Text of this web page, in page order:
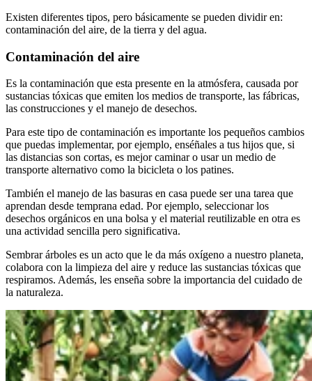
Existen diferentes tipos, pero básicamente se pueden dividir en:
contaminación del aire, de la tierra y del agua.
Contaminación del aire
Es la contaminación que esta presente en la atmósfera, causada por
sustancias tóxicas que emiten los medios de transporte, las fábricas,
las construcciones y el manejo de desechos.
Para este tipo de contaminación es importante los pequeños cambios
que puedas implementar, por ejemplo, enséñales a tus hijos que, si
las distancias son cortas, es mejor caminar o usar un medio de
transporte alternativo como la bicicleta o los patines.
También el manejo de las basuras en casa puede ser una tarea que
aprendan desde temprana edad. Por ejemplo, seleccionar los
desechos orgánicos en una bolsa y el material reutilizable en otra es
una actividad sencilla pero significativa.
Sembrar árboles es un acto que le da más oxígeno a nuestro planeta,
colabora con la limpieza del aire y reduce las sustancias tóxicas que
respiramos. Además, les enseña sobre la importancia del cuidado de
la naturaleza.